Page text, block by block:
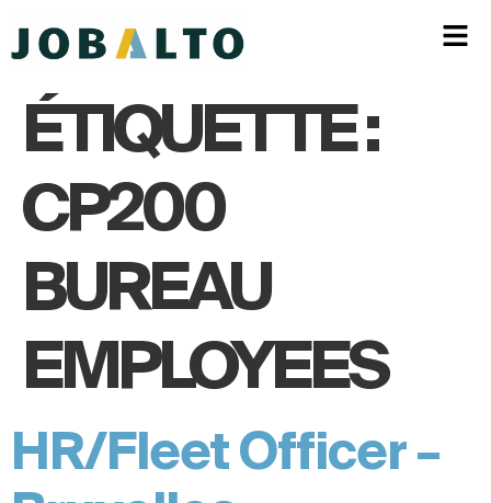
ÉTIQUETTE :
CP200
BUREAU
EMPLOYEES
HR/Fleet Officer –